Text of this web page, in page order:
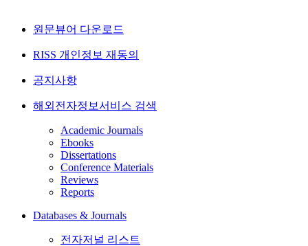
원문뷰어 다운로드
RISS 개인정보 재동의
공지사항
해외전자정보서비스 검색
Academic Journals
Ebooks
Dissertations
Conference Materials
Reviews
Reports
Databases & Journals
전자저널 리스트